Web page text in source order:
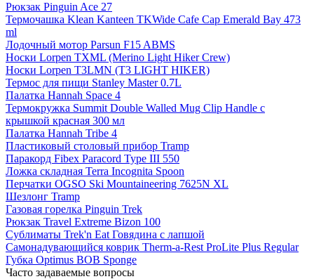
Рюкзак Pinguin Ace 27
Термочашка Klean Kanteen TKWide Cafe Cap Emerald Bay 473
ml
Лодочный мотор Parsun F15 ABMS
Носки Lorpen TXML (Merino Light Hiker Crew)
Носки Lorpen T3LMN (T3 LIGHT HIKER)
Термос для пищи Stanley Master 0.7L
Палатка Hannah Space 4
Термокружка Summit Double Walled Mug Clip Handle с
крышкой красная 300 мл
Палатка Hannah Tribe 4
Пластиковый столовый прибор Tramp
Паракорд Fibex Paracord Type III 550
Ложка складная Terra Incognita Spoon
Перчатки OGSO Ski Mountaineering 7625N XL
Шезлонг Tramp
Газовая горелка Pinguin Trek
Рюкзак Travel Extreme Bizon 100
Сублиматы Trek'n Eat Говядина с лапшой
Самонадувающийся коврик Therm-a-Rest ProLite Plus Regular
Губка Optimus BOB Sponge
Часто задаваемые вопросы